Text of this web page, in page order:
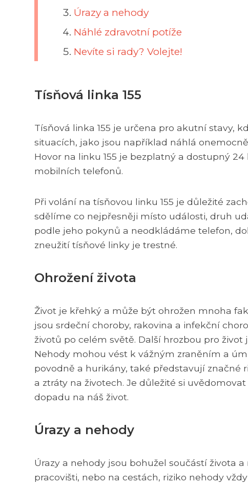
Úrazy a nehody
Náhlé zdravotní potíže
Nevíte si rady? Volejte!
Tísňová linka 155
Tísňová linka 155 je určena pro akutní stavy,
situacích, jako jsou například náhlá
Hovor na linku 155 je bezplatný a dostupný
mobilních telefonů.
Při volání na tísňovou linku 155 je důležité
sdělíme co nejpřesněji místo události, druh
podle jeho pokynů a neodkládáme telefon,
zneužití tísňové linky je trestné.
Ohrožení života
Život je křehký a může být ohrožen mnoha
jsou srdeční choroby, rakovina a infekční
životů po celém světě. Další hrozbou pro
Nehody mohou vést k vážným zraněním a
povodně a hurikány, také představují značné
a ztráty na životech. Je důležité si
dopadu na náš život.
Úrazy a nehody
Úrazy a nehody jsou bohužel součástí života
pracovišti, nebo na cestách, riziko nehody